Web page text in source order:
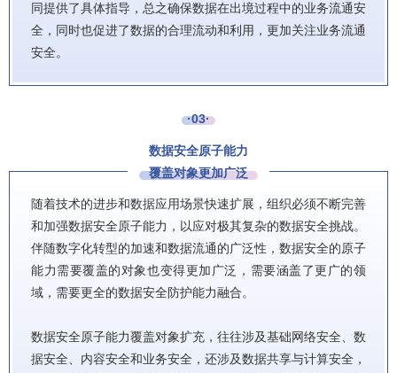
同提供了具体指导，总之确保数据在出境过程中的业务流通安
全，同时也促进了数据的合理流动和利用，更加关注业务流通
安全。
·03·
数据安全原子能力
覆盖对象更加广泛
随着技术的进步和数据应用场景快速扩展，组织必须不断完善
和加强数据安全原子能力，以应对极其复杂的数据安全挑战。
伴随数字化转型的加速和数据流通的广泛性，数据安全的原子
能力需要覆盖的对象也变得更加广泛，需要涵盖了更广的领
域，需要更全的数据安全防护能力融合。
数据安全原子能力覆盖对象扩充，往往涉及基础网络安全、数
据安全、内容安全和业务安全，还涉及数据共享与计算安全，